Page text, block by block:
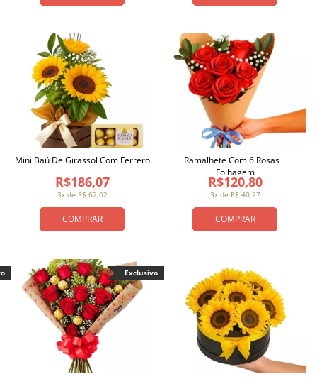
COMPRAR
3x de R$ 62,02
R$186,07
Mini Baú De Girassol Com Ferrero
COMPRAR
3x de R$ 40,27
R$120,80
Ramalhete Com 6 Rosas +
Folhagem
Exclusivo